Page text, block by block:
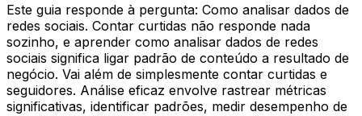
Este guia responde à pergunta: Como analisar dados de
redes sociais. Contar curtidas não responde nada
sozinho, e aprender como analisar dados de redes
sociais significa ligar padrão de conteúdo a resultado de
negócio. Vai além de simplesmente contar curtidas e
seguidores. Análise eficaz envolve rastrear métricas
significativas, identificar padrões, medir desempenho de